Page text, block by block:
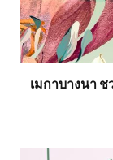
เมกาบางนา ช